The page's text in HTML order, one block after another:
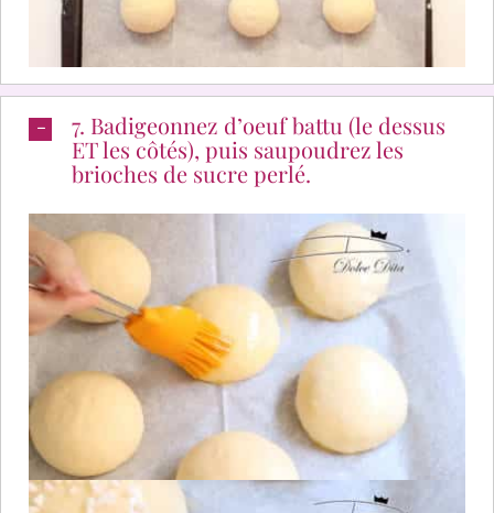
7. Badigeonnez d’oeuf battu (le dessus
ET les côtés), puis saupoudrez les
brioches de sucre perlé.